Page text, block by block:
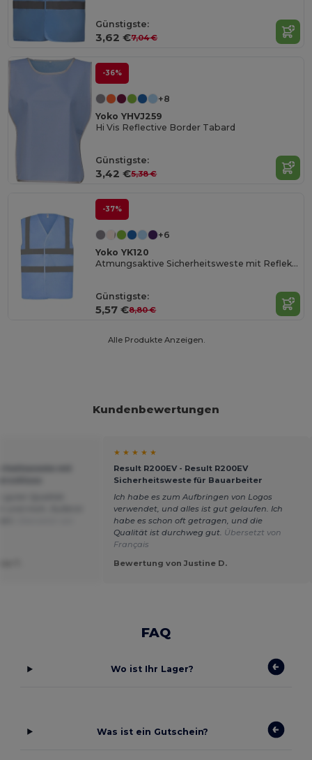
Günstigste:
3,62 €7,04 €
-36%
+8
Yoko YHVJ259
Hi Vis Reflective Border Tabard
Günstigste:
3,42 €5,38 €
-37%
+6
Yoko YK120
Atmungsaktive Sicherheitsweste mit Reflektorstreifen
Günstigste:
5,57 €8,80 €
Alle Produkte Anzeigen.
Kundenbewertungen
★ ★ ★ ★ ★
Result R200EV - Result R200EV
Sicherheitsweste für Bauarbeiter
Ich habe es zum Aufbringen von Logos
verwendet, und alles ist gut gelaufen. Ich
habe es schon oft getragen, und die
Qualität ist durchweg gut. Übersetzt von
Français
Bewertung von Justine D.
FAQ
Wo ist Ihr Lager?
Was ist ein Gutschein?